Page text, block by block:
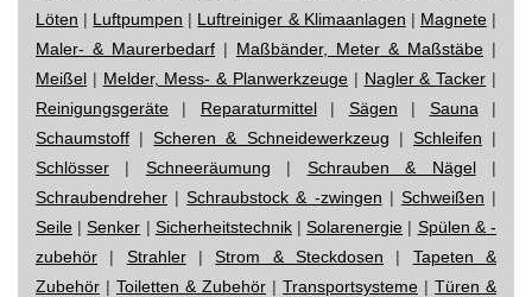
Löten | Luftpumpen | Luftreiniger & Klimaanlagen | Magnete|
Maler- & Maurerbedarf | Maßbänder, Meter & Maßstäbe |
Meißel | Melder, Mess- & Planwerkzeuge | Nagler & Tacker |
Reinigungsgeräte | Reparaturmittel| Sägen | Sauna |
Schaumstoff |Scheren & Schneidewerkzeug | Schleifen |
Schlösser | Schneeräumung | Schrauben & Nägel|
Schraubendreher |Schraubstock & -zwingen | Schweißen |
Seile |Senker | Sicherheitstechnik|Solarenergie | Spülen & -
zubehör | Strahler|Strom & Steckdosen | Tapeten &
Zubehör | Toiletten & Zubehör | Transportsysteme | Türen &